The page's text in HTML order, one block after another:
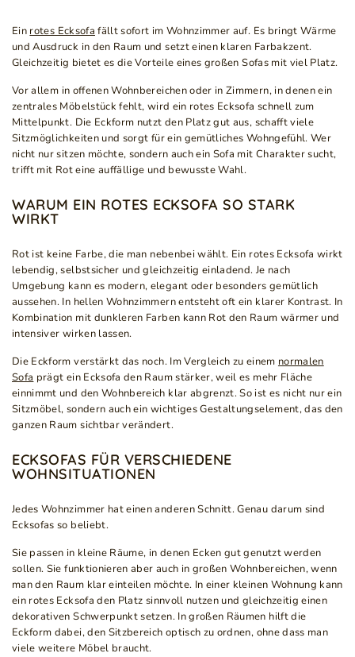
Ein rotes Ecksofa fällt sofort im Wohnzimmer auf. Es bringt Wärme
und Ausdruck in den Raum und setzt einen klaren Farbakzent.
Gleichzeitig bietet es die Vorteile eines großen Sofas mit viel Platz.
Vor allem in offenen Wohnbereichen oder in Zimmern, in denen ein
zentrales Möbelstück fehlt, wird ein rotes Ecksofa schnell zum
Mittelpunkt. Die Eckform nutzt den Platz gut aus, schafft viele
Sitzmöglichkeiten und sorgt für ein gemütliches Wohngefühl. Wer
nicht nur sitzen möchte, sondern auch ein Sofa mit Charakter sucht,
trifft mit Rot eine auffällige und bewusste Wahl.
WARUM EIN ROTES ECKSOFA SO STARK
WIRKT
Rot ist keine Farbe, die man nebenbei wählt. Ein rotes Ecksofa wirkt
lebendig, selbstsicher und gleichzeitig einladend. Je nach
Umgebung kann es modern, elegant oder besonders gemütlich
aussehen. In hellen Wohnzimmern entsteht oft ein klarer Kontrast. In
Kombination mit dunkleren Farben kann Rot den Raum wärmer und
intensiver wirken lassen.
Die Eckform verstärkt das noch. Im Vergleich zu einem normalen
Sofa prägt ein Ecksofa den Raum stärker, weil es mehr Fläche
einnimmt und den Wohnbereich klar abgrenzt. So ist es nicht nur ein
Sitzmöbel, sondern auch ein wichtiges Gestaltungselement, das den
ganzen Raum sichtbar verändert.
ECKSOFAS FÜR VERSCHIEDENE
WOHNSITUATIONEN
Jedes Wohnzimmer hat einen anderen Schnitt. Genau darum sind
Ecksofas so beliebt.
Sie passen in kleine Räume, in denen Ecken gut genutzt werden
sollen. Sie funktionieren aber auch in großen Wohnbereichen, wenn
man den Raum klar einteilen möchte. In einer kleinen Wohnung kann
ein rotes Ecksofa den Platz sinnvoll nutzen und gleichzeitig einen
dekorativen Schwerpunkt setzen. In großen Räumen hilft die
Eckform dabei, den Sitzbereich optisch zu ordnen, ohne dass man
viele weitere Möbel braucht.